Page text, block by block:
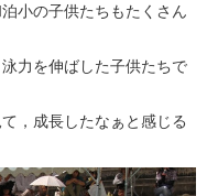
小の子供たちもたくさん
力を伸ばした子供たちで
，成長したなぁと感じる